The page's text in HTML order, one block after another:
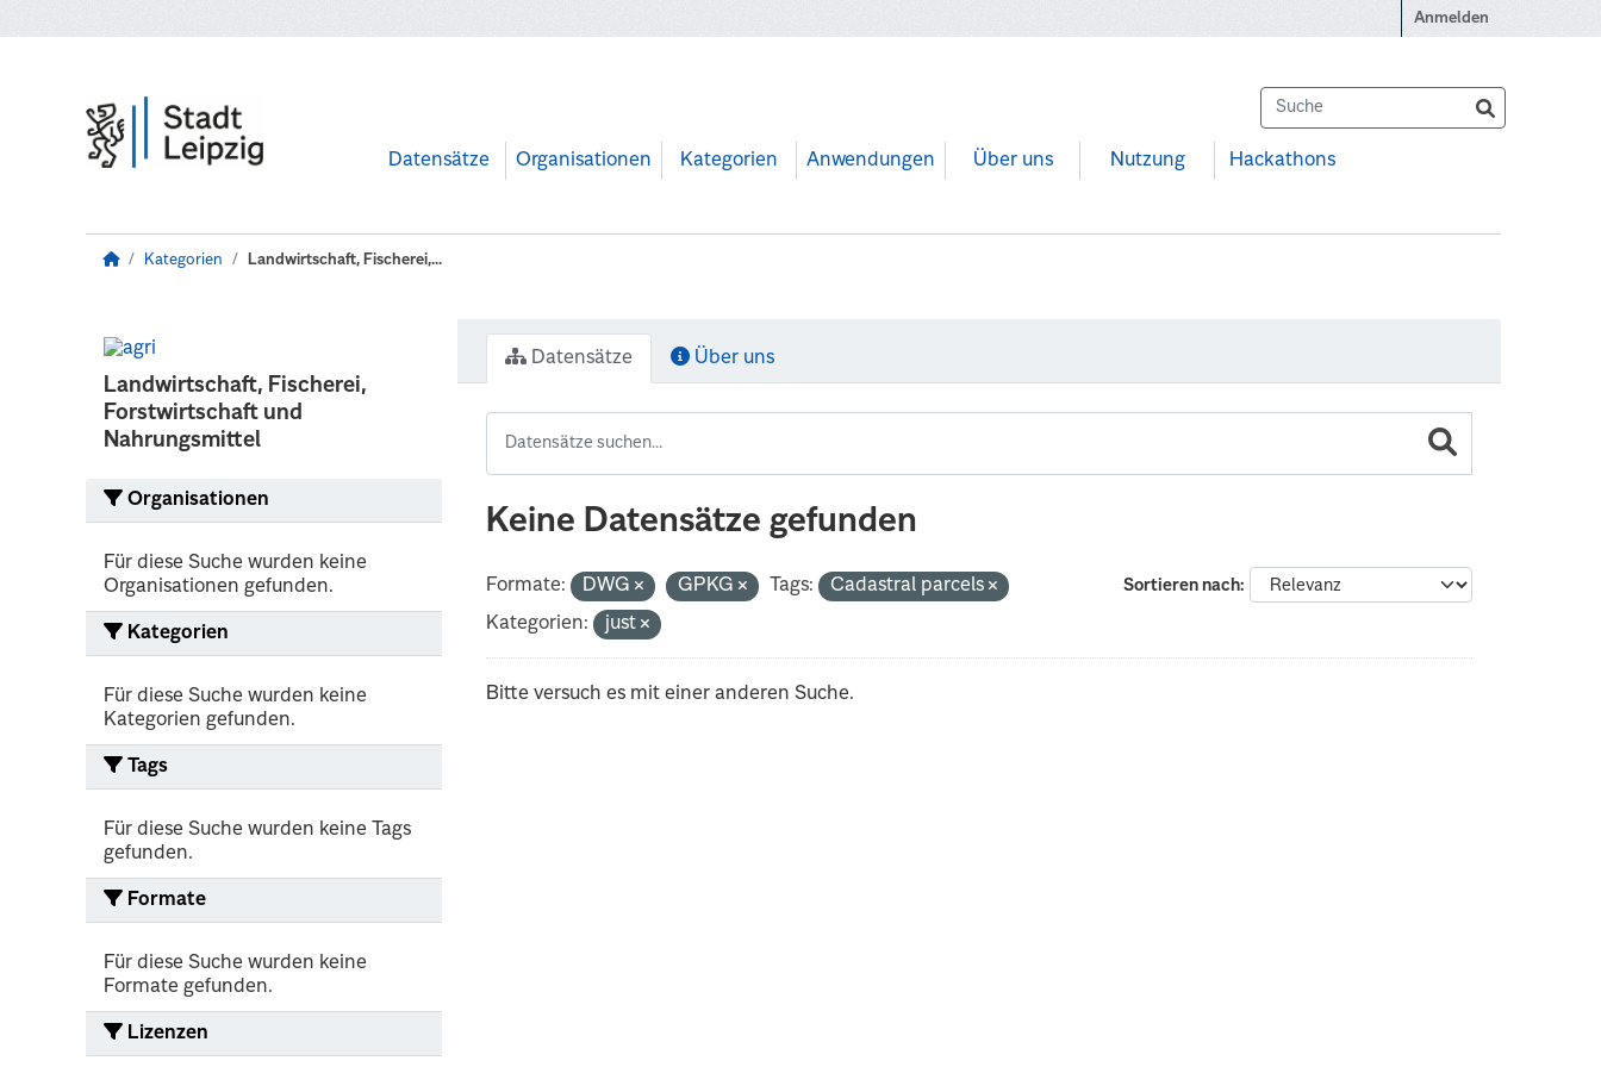
Anmelden
Datensätze Organisationen Kategorien Anwendungen Über uns Nutzung Hackathons
Kategorien Landwirtschaft, Fischerei,...
Landwirtschaft, Fischerei,
Forstwirtschaft und
Nahrungsmittel
Organisationen
Für diese Suche wurden keine
Organisationen gefunden.
Kategorien
Für diese Suche wurden keine
Kategorien gefunden.
Tags
Für diese Suche wurden keine Tags
gefunden.
Formate
Für diese Suche wurden keine
Formate gefunden.
Lizenzen
Datensätze Über uns
Keine Datensätze gefunden
Sortieren nach
Formate: DWG GPKG Tags:
Cadastral parcels
Kategorien:
just
Bitte versuch es mit einer anderen Suche.